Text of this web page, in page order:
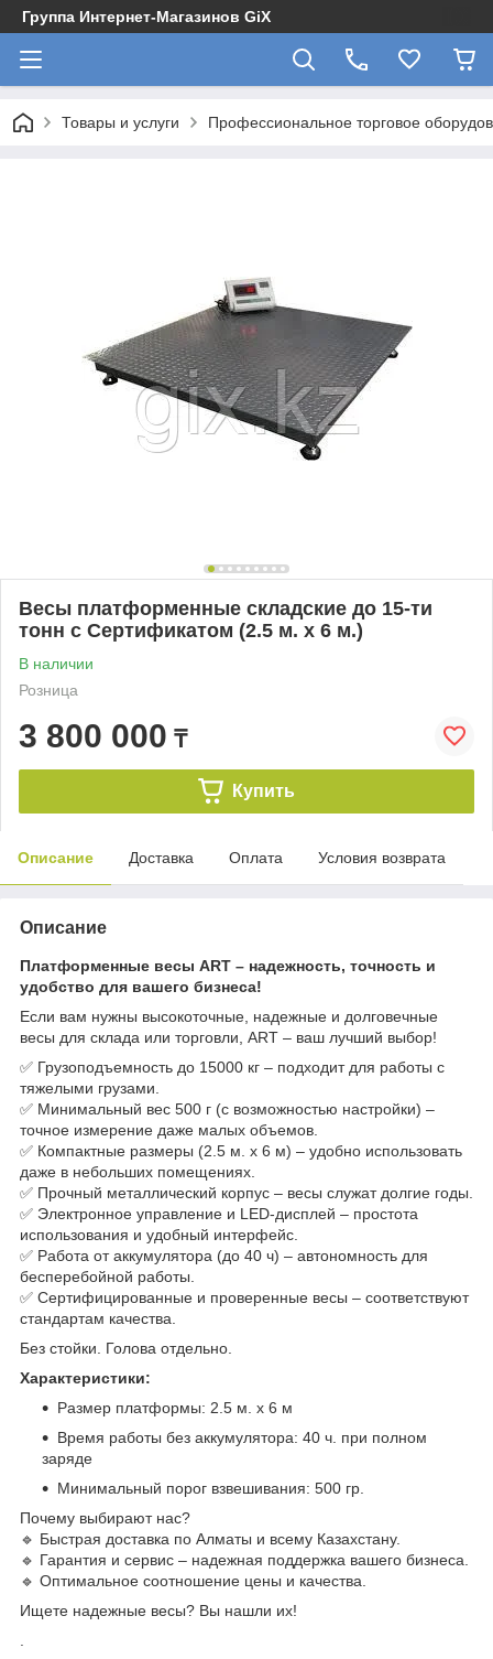
Группа Интернет-Магазинов GiX
Товары и услуги Профессиональное торговое
Весы платформенные складские до 15-ти
тонн с Сертификатом (2.5 м. х 6 м.)
В наличии
Розница
3 800 000 ₸
Купить
Описание Доставка Оплата Условия возврата
Описание
Платформенные весы ART – надежность, точность и
удобство для вашего бизнеса!
Если вам нужны высокоточные, надежные и долговечные
весы для склада или торговли, ART – ваш лучший выбор!
✅ Грузоподъемность до 15000 кг – подходит для работы с
тяжелыми грузами.
✅ Минимальный вес 500 г (с возможностью настройки) –
точное измерение даже малых объемов.
✅ Компактные размеры (2.5 м. х 6 м) – удобно использовать
даже в небольших помещениях.
✅ Прочный металлический корпус – весы служат долгие годы.
✅ Электронное управление и LED-дисплей – простота
использования и удобный интерфейс.
✅ Работа от аккумулятора (до 40 ч) – автономность для
бесперебойной работы.
✅ Сертифицированные и проверенные весы – соответствуют
стандартам качества.
Без стойки. Голова отдельно.
Характеристики:
Размер платформы: 2.5 м. х 6 м
Время работы без аккумулятора: 40 ч. при полном
заряде
Минимальный порог взвешивания: 500 гр.
Почему выбирают нас?
🔹 Быстрая доставка по Алматы и всему Казахстану.
🔹 Гарантия и сервис – надежная поддержка вашего бизнеса.
🔹 Оптимальное соотношение цены и качества.
Ищете надежные весы? Вы нашли их!